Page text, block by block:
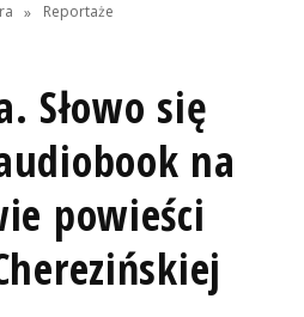
» Reportaże
Słowo się
na
powieści